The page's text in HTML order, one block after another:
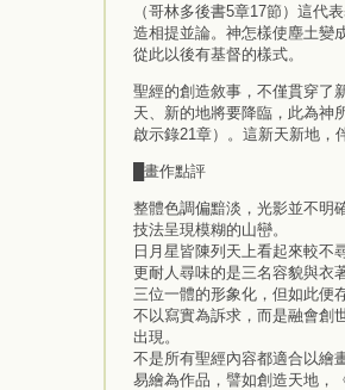
（哥林多後書5章17節）這代
造相提並論。神怎樣使塵土變
從此以後有基督的樣式。
聖經的創造敘事，不僅貫穿了
天、新的地將要降臨，此為神
啟示錄21章）。這新天新地，
█畫作點評
整體色調偏黯淡，光影並不明
技法呈現模糊的山巒。
日月星皆陳列天上看起來較不
更耐人尋味的是三名容貌與衣
三位一體的形象化，但如此便
不以寫實為訴求，而是融會創
出現。
不是所有聖經內容都適合以繪
易繪為作品，譬如創造天地，